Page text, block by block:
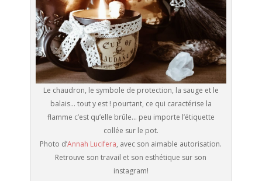
Le chaudron, le symbole de protection, la sauge et le
balais… tout y est ! pourtant, ce qui caractérise la
flamme c’est qu’elle brûle… peu importe l’étiquette
collée sur le pot.
Photo d’Annah Lucifera, avec son aimable autorisation.
Retrouve son travail et son esthétique sur son
instagram!